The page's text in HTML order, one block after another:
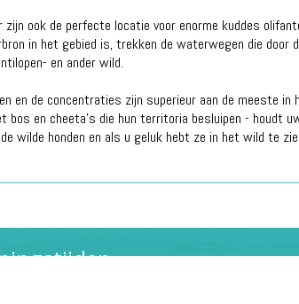
zijn ook de perfecte locatie voor enorme kuddes
in het gebied is, trekken de waterwegen die door
en ander wild.
en de concentraties zijn superieur aan de meeste in
bos en cheeta's die hun territoria besluipen - houdt
wilde honden en als u geluk hebt ze in het wild te